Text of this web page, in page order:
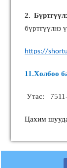
2.
бүртгүүлнэ
https://
11.Холбоо
Утас:
Цахим